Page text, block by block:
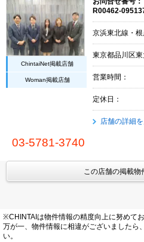
ChintaiNet掲載店舗
Woman掲載店舗
R00462-
京浜東北線・
東京都品川区東
営業時間：
定休日：
店舗の詳細
03-5781-3740
この店舗の掲載物
※CHINTAIは物件情報の精度向上に努めてお
万が一、物件情報に相違がございましたら、
い。